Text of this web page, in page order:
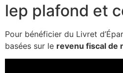
lep plafond et
Pour bénéficier du Livret
basées sur le revenu fiscal de